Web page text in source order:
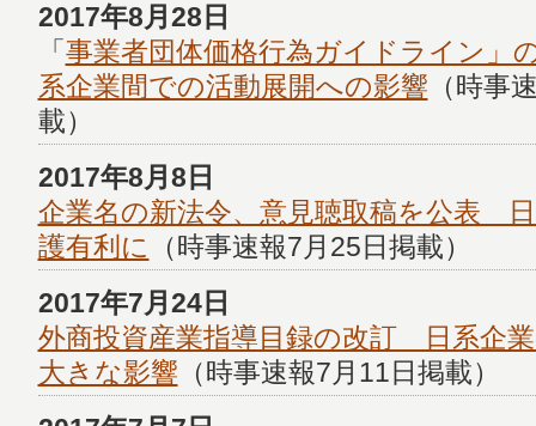
2017年8月28日
「事業者団体価格行為ガイドライン」
系企業間での活動展開への影響 （時事
載）
2017年8月8日
企業名の新法令、意見聴取稿を公表
護有利に
（時事速報7月25日掲載）
2017年7月24日
外商投資産業指導目録の改訂 日系企
大きな影響 （時事速報7月11日掲載）